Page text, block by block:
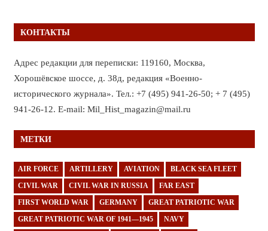
КОНТАКТЫ
Адрес редакции для переписки: 119160, Москва,
Хорошёвское шоссе, д. 38д, редакция «Военно-
исторического журнала». Тел.: +7 (495) 941-26-50; + 7 (495)
941-26-12. E-mail: Mil_Hist_magazin@mail.ru
МЕТКИ
AIR FORCE ARTILLERY AVIATION BLACK SEA FLEET
CIVIL WAR CIVIL WAR IN RUSSIA FAR EAST
FIRST WORLD WAR GERMANY GREAT PATRIOTIC WAR
GREAT PATRIOTIC WAR OF 1941—1945 NAVY